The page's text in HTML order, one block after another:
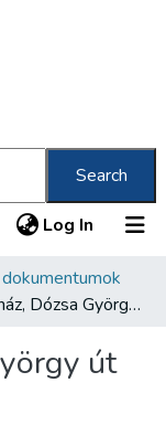
Search
Log In (current)
ING-székház, Dózsa György út (2005)
út